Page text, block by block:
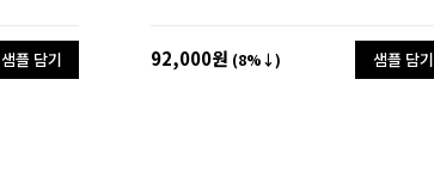
샘플 담기 92,000원 (8%↓) 샘플 담기